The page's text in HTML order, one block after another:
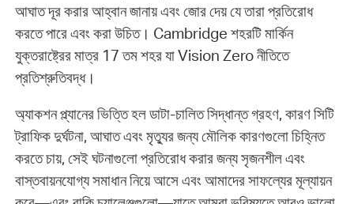
আঘাত দূর করার আহ্বান জানায় এবং জোর দেয় যে তারা প্রতিরোধ
করতে পারে এবং করা উচিত। Cambridge শহরটি মার্কিন
যুক্তরাষ্ট্রের মাত্র 17 তম শহর যা Vision Zero নীতিতে
প্রতিশ্রুতিবদ্ধ।
অ্যাকশন প্ল্যানের ভিত্তি হল ডাটা-চালিত সিদ্ধান্ত গ্রহণ, কারণ সিটি
ট্রাফিক দুর্ঘটনা, আঘাত এবং মৃত্যুর জন্য মৌলিক কারণগুলো চিহ্নিত
করতে চায়, সেই ঘটনাগুলো প্রতিরোধ করার জন্য সৃজনশীল এবং
বাস্তবায়নযোগ্য সমাধান নিয়ে আসে এবং আমাদের সাফল্যের মূল্যায়ন